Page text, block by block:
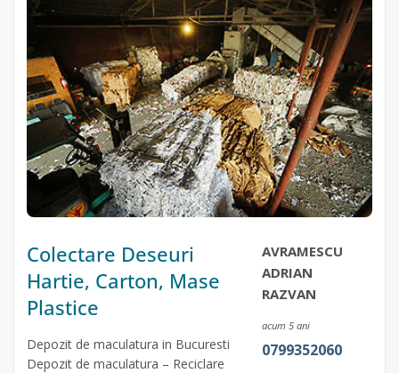
Colectare Deseuri
Hartie, Carton, Mase
Plastice
Depozit de maculatura in Bucuresti
Depozit de maculatura – Reciclare
AVRAMESCU
ADRIAN
RAZVAN
acum 5 ani
0799352060